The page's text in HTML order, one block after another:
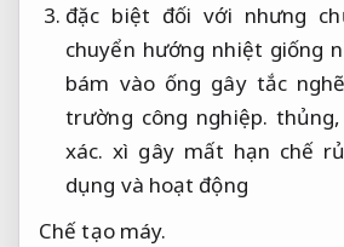
đặc biệt đối với nhưng
chuyển hướng nhiệt giống
bám vào ống gây tắc
trường công nghiệp. thủng,
xác. xì gây mất hạn chế
dụng và hoạt động
Chế tạo máy.